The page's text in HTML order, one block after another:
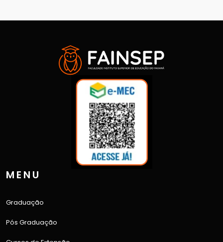
MENU
Graduação
Pós Graduação